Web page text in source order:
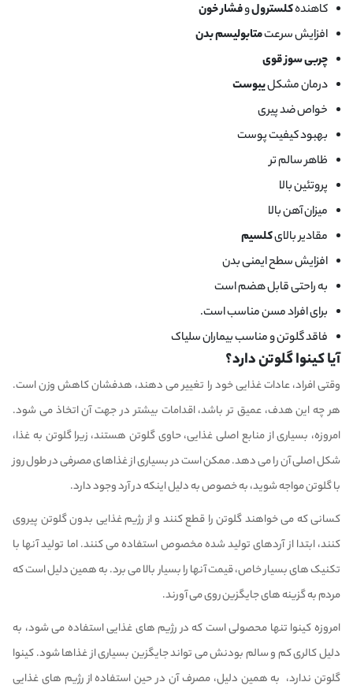
کاهندهکلسترولوفشار خون
افزایش سرعتمتابولیسم بدن
چربی سوز قوی
درمان مشکلیبوست
خواص ضد پیری
بهبود کیفیت پوست
ظاهر سالم تر
پروتئین بالا
میزان آهن بالا
مقادیر بالایکلسیم
افزایش سطح ایمنی بدن
به راحتی قابل هضم است
برای افراد مسن مناسب است.
فاقد گلوتن و مناسب بیماران سلیاک
آیا کینوا گلوتن دارد؟
وقتی افراد، عادات غذایی خود را تغییر می دهند، هدفشان کاهش وزن است.
هر چه این هدف، عمیق تر باشد، اقدامات بیشتر در جهت آن اتخاذ می شود.
امروزه، بسیاری از منابع اصلی غذایی، حاوی گلوتن هستند، زیرا گلوتن به غذا،
شکل اصلی آن را می دهد. ممکن است در بسیاری از غذاهای مصرفی در طول روز
با گلوتن مواجه شوید، به خصوص به دلیل اینکه در آرد وجود دارد.
کسانی که می خواهند گلوتن را قطع کنند و از رژیم غذایی بدون گلوتن پیروی
کنند، ابتدا از آردهای تولید شده مخصوص استفاده می کنند. اما تولید آنها با
تکنیک های بسیار خاص، قیمت آنها را بسیار بالا می برد. به همین دلیل است که
مردم به گزینه های جایگزین روی می آورند.
امروزه کینوا تنها محصولی است که در رژیم های غذایی استفاده می شود، به
دلیل کالری کم و سالم بودنش می تواند جایگزین بسیاری از غذاها شود. کینوا
گلوتن ندارد، به همین دلیل، مصرف آن در حین استفاده از رژیم های غذایی